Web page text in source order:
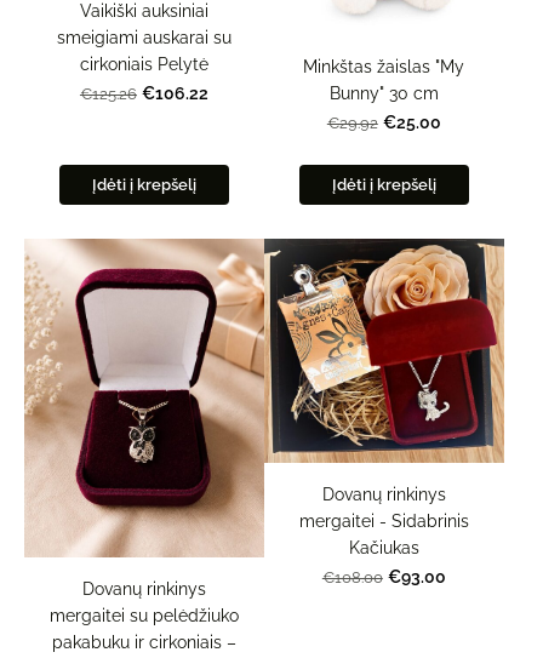
Vaikiški auksiniai
smeigiami auskarai su
cirkoniais Pelytė
€125.26 €106.22
Įdėti į krepšelį
Minkštas žaislas "My
Bunny" 30 cm
€29.92 €25.00
Įdėti į krepšelį
Dovanų rinkinys
mergaitei su pelėdžiuko
pakabuku ir cirkoniais –
Dovanų rinkinys
mergaitei - Sidabrinis
Kačiukas
€108.00 €93.00